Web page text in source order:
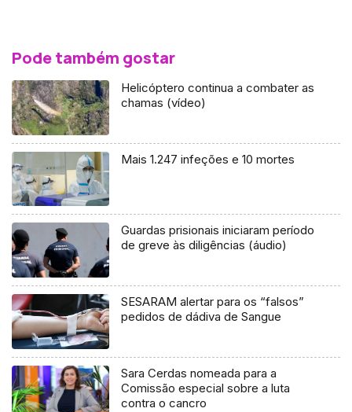
Pode também gostar
Helicóptero continua a combater as
chamas (vídeo)
Mais 1.247 infeções e 10 mortes
Guardas prisionais iniciaram período
de greve às diligências (áudio)
SESARAM alertar para os “falsos”
pedidos de dádiva de Sangue
Sara Cerdas nomeada para a
Comissão especial sobre a luta
contra o cancro